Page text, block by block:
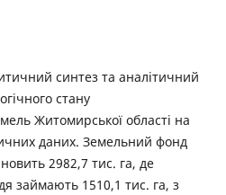
синтез та аналітичний
стану
Житомирської області на
даних. Земельний фонд
2982,7 тис. га, де
займають 1510,1 тис. га, з